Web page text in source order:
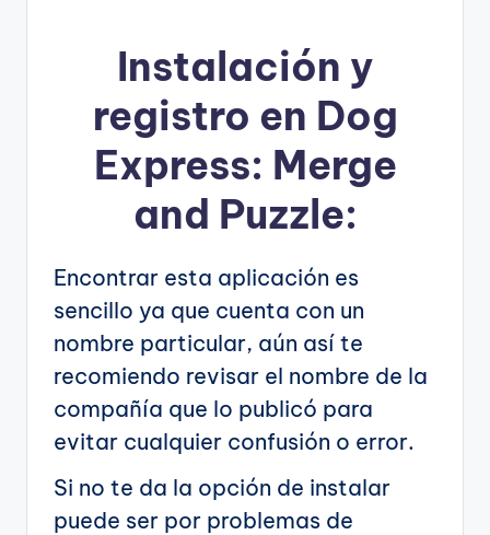
Instalación y
registro en Dog
Express: Merge
and Puzzle:
Encontrar esta aplicación es
sencillo ya que cuenta con un
nombre particular, aún así te
recomiendo revisar el nombre de la
compañía que lo publicó para
evitar cualquier confusión o error.
Si no te da la opción de instalar
puede ser por problemas de